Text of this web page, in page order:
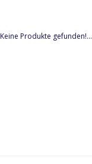
Keine Produkte gefunden!...